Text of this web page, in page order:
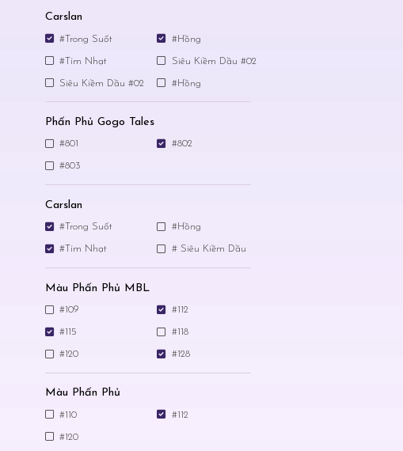
Carslan
#Trong Suốt #Hồng
#Tím Nhạt Siêu Kiềm Dầu #02
Siêu Kiềm Dầu #02 #Hồng
Phấn Phủ Gogo Tales
#801 #802
#803
Carslan
#Trong Suốt #Hồng
#Tím Nhạt # Siêu Kiềm Dầu
Màu Phấn Phủ MBL
#109 #112
#115 #118
#120 #128
Màu Phấn Phủ
#110 #112
#120